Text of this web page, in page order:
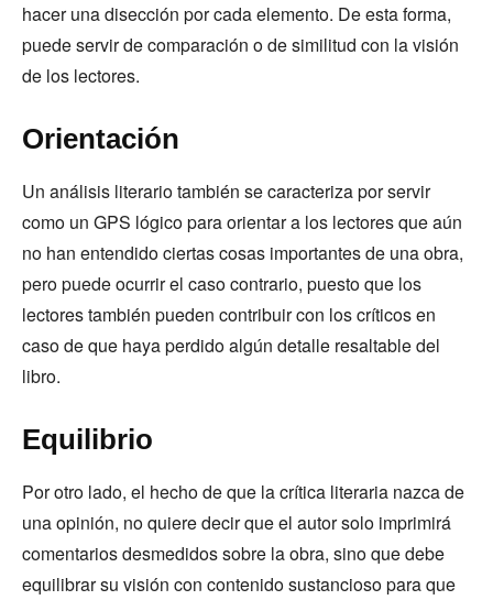
hacer una disección por cada elemento. De esta forma,
puede servir de comparación o de similitud con la visión
de los lectores.
Orientación
Un análisis literario también se caracteriza por servir
como un GPS lógico para orientar a los lectores que aún
no han entendido ciertas cosas importantes de una obra,
pero puede ocurrir el caso contrario, puesto que los
lectores también pueden contribuir con los críticos en
caso de que haya perdido algún detalle resaltable del
libro.
Equilibrio
Por otro lado, el hecho de que la crítica literaria nazca de
una opinión, no quiere decir que el autor solo imprimirá
comentarios desmedidos sobre la obra, sino que debe
equilibrar su visión con contenido sustancioso para que